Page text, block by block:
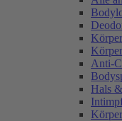
Anti-
Hals